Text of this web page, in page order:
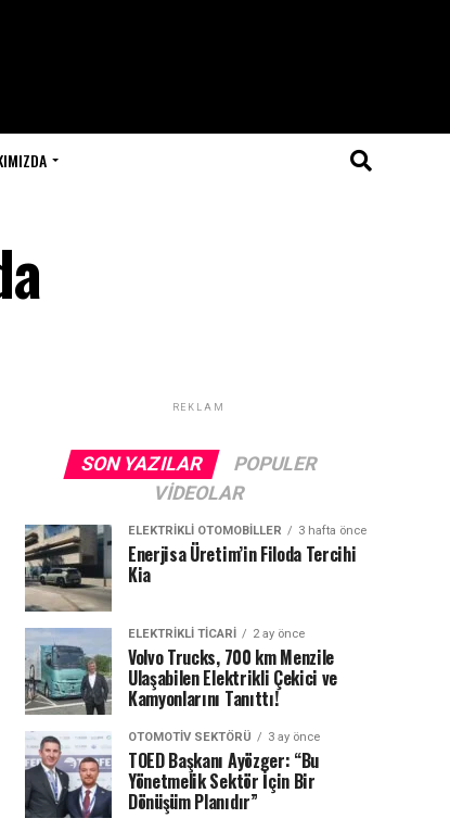
REKLAM
SON YAZILAR
POPULER
VIDEOLAR
ELEKTRIKLI OTOMOBILLER 3 hafta önce
Enerjisa Üretim’in Filoda Tercihi
Kia
ELEKTRIKLI TICARI 2 ay önce
Volvo Trucks, 700 km Menzile
Ulaşabilen Elektrikli Çekici ve
Kamyonlarını Tanıttı!
OTOMOTIV SEKTÖRÜ 3 ay önce
TOED Başkanı Ayözger: “Bu
Yönetmelik Sektör İçin Bir
Dönüşüm Planıdır”